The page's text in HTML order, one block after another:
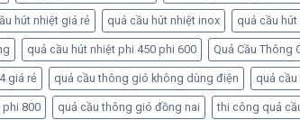
hút nhiệt giá rẻ quả cầu hút nhiệt inox quả cầu
quả cầu hút nhiệt phi 450 phi 600 Quả Cầu Thông
giá rẻ quả cầu thông gió không dùng điện quả
800 quả cầu thông gió đồng nai thi công quả